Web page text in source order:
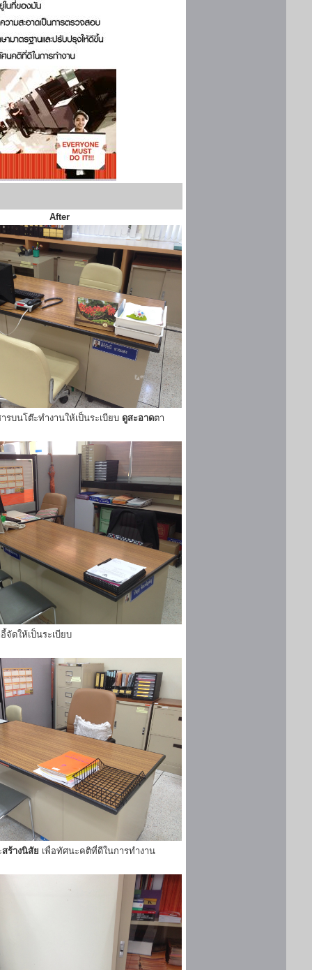
After
ารบนโต๊ะทำงานให้เป็นระเบียบ ดูสะอาดตา
จัดให้เป็นระเบียบ
สร้างนิสัย เพื่อทัศนะคติที่ดีในการทำงาน